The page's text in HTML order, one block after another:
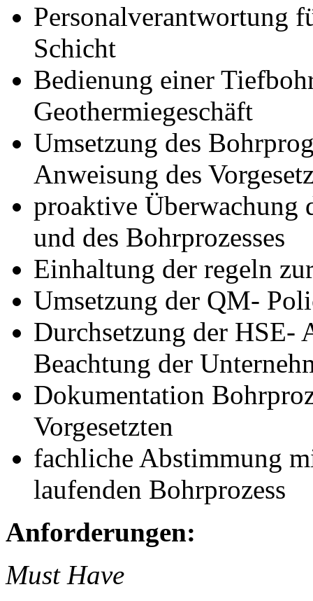
Personalverantwortung
Schicht
Bedienung einer
Geothermiegeschäft
Umsetzung des
Anweisung des
proaktive Überwachung
und des Bohrprozesses
Einhaltung der regeln
Umsetzung der QM-
Durchsetzung der HSE-
Beachtung der
Dokumentation
Vorgesetzten
fachliche Abstimmung
laufenden Bohrprozess
Anforderungen:
Must Have